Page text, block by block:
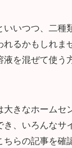
いいつつ、二種
れるかもしれま
液を混ぜて使う
大きなホームセ
き、いろんなサ
ちらの記事を確